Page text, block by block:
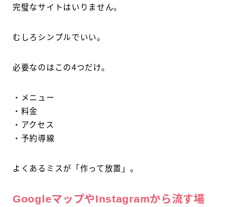
完璧なサイトはいりません。
むしろシンプルでいい。
必要なのはこの4つだけ。
・メニュー
・料金
・アクセス
・予約導線
よくあるミスが「作って放置」。
GoogleマップやInstagramから流す場